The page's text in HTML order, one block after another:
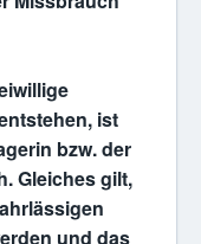
ist
bzw. der
Gleiches gilt,
und das